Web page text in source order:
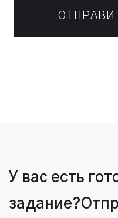
У вас есть
задание?